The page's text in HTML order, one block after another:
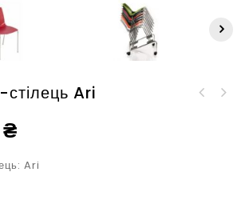
Ari
₴
Ari